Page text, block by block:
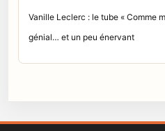
Vanille Leclerc : le tube « Comme
génial… et un peu énervant